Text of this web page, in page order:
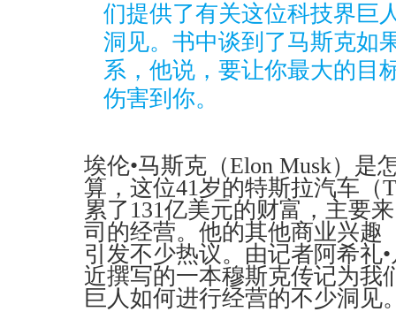
们提供了有关这位科技界巨
洞见。书中谈到了马斯克如
系，他说，要让你最大的目
伤害到你。
埃伦•马斯克（Elon Musk）是
算，这位41岁的特斯拉汽车（
累了131亿美元的财富，主要
司的经营。他的其他商业兴趣
引发不少热议。由记者阿希礼
近撰写的一本穆斯克传记为我
巨人如何进行经营的不少洞见